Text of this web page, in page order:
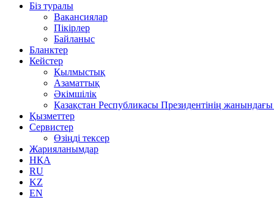
Біз туралы
Вакансиялар
Пікірлер
Байланыс
Бланктер
Кейстер
Қылмыстық
Азаматтық
Әкімшілік
Қазақстан Республикасы Президентінің
Қызметтер
Сервистер
Өзіңді тексер
Жарияланымдар
НҚА
RU
KZ
EN